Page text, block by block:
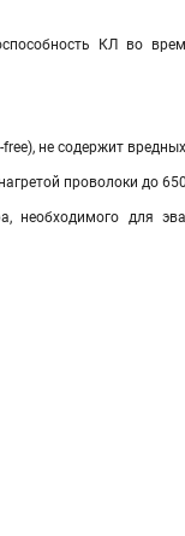
КЛ во
не содержит
проволоки до
необходимого для